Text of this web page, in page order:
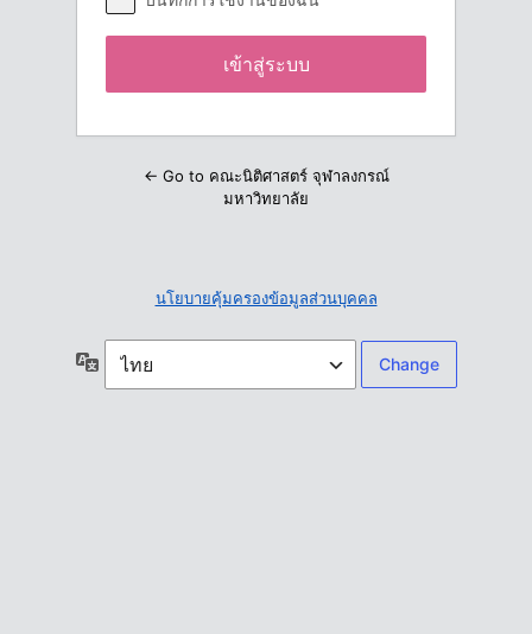
← Go to คณะนิติศาสตร์ จุฬาลงกรณ์
มหาวิทยาลัย
นโยบายคุ้มครองข้อมูลส่วนบุคคล
ภาษา